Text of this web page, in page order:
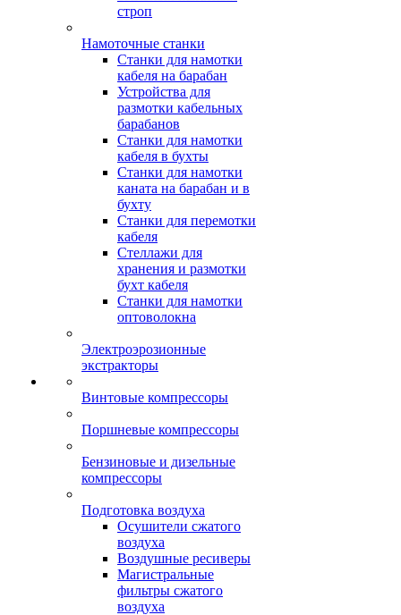
строп
Намоточные станки
Станки для намотки
кабеля на барабан
Устройства для
размотки кабельных
барабанов
Станки для намотки
кабеля в бухты
Станки для намотки
каната на барабан и в
бухту
Станки для перемотки
кабеля
Стеллажи для
хранения и размотки
бухт кабеля
Станки для намотки
оптоволокна
Электроэрозионные
экстракторы
Винтовые компрессоры
Поршневые компрессоры
Бензиновые и дизельные
компрессоры
Подготовка воздуха
Осушители сжатого
воздуха
Воздушные ресиверы
Магистральные
фильтры сжатого
воздуха